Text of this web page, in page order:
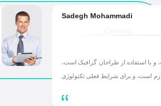
Sadegh Mohammadi
و با استفاده از طراحان گرافیک است،
است، و برای شرایط فعلی تکنولوژی